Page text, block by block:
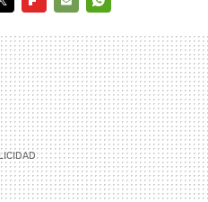
MAIL